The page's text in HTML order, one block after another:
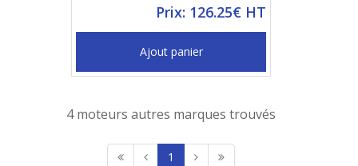
Prix: 126.25€ HT
Ajout panier
4 moteurs autres marques trouvés
1